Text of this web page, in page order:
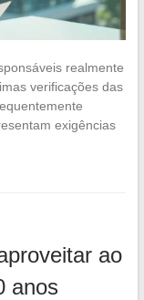
realmente
verificações das
exigências
ao
anos